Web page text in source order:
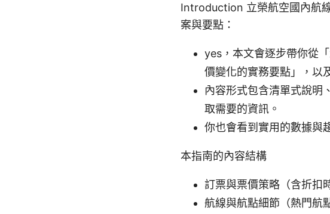
Introduction 立榮航空國內航
案與要點：
yes，本文會逐步帶你從
價變化的實務要點」，以
內容形式包含清單式說明
取需要的資訊。
你也會看到實用的數據與
本指南的內容結構
訂票與票價策略（含折扣
航線與航點細節（熱門航